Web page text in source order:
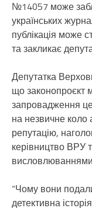
№14057 може
українських
публікація може
та закликає
Депутатка
що законопроєкт
запровадження
на незвичне коло
репутацію,
керівництво ВРУ
“Чому вони
детективна